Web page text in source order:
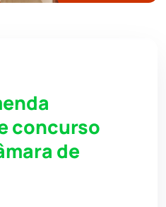
concurso
de